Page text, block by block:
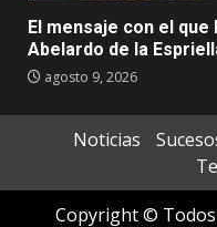
El mensaje con el
Abelardo de la
agosto 9, 2026
Noticias
Copyright © Todos